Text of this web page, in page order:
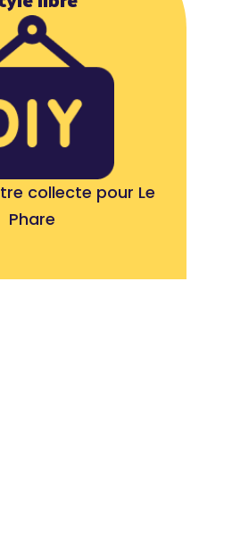
collecte pour Le
Phare